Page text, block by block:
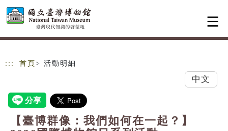
跳到主要內容
網站導覽
::: 首頁 > 活動明細
中文
【臺博群像：我們如何在一起？】